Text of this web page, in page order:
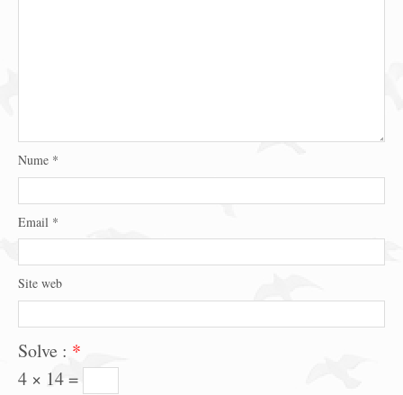
Nume *
Email *
Site web
Solve : *
4 × 14 =